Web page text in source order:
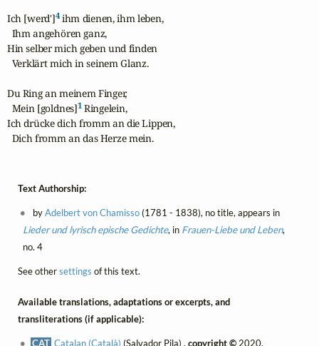
Ich [werd']4 ihm dienen, ihm leben,
  Ihm angehören ganz,
Hin selber mich geben und finden
  Verklärt mich in seinem Glanz.
Du Ring an meinem Finger,
  Mein [goldnes]
1 Ringelein,
Ich drücke dich fromm an die Lippen,
  Dich fromm an das Herze mein.
Text Authorship:
byAdelbert von Chamisso(1781 - 1838), no title, appears in
Lieder und lyrisch epische Gedichte, in Frauen-Liebe und Leben,
no. 4
See othersettings of this text.
Available translations, adaptations or excerpts, and
transliterations (if applicable):
CAT Catalan (Català) (Salvador Pila) ,copyright © 2020,